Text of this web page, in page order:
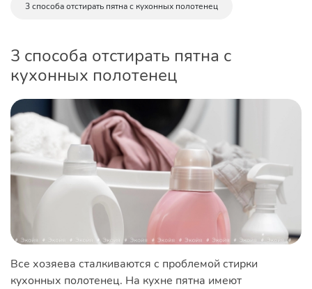
3 способа отстирать пятна с кухонных полотенец
3 способа отстирать пятна с
кухонных полотенец
Все хозяева сталкиваются с проблемой стирки
кухонных полотенец. На кухне пятна имеют